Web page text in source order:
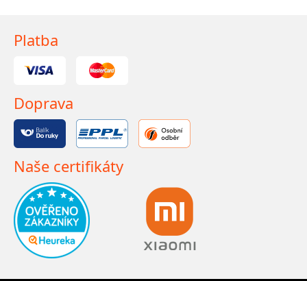
Platba
Doprava
Naše certifikáty